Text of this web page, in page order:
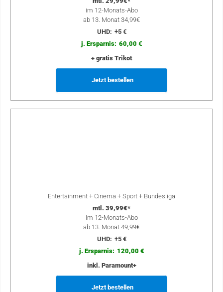
im 12-Monats-Abo
ab 13. Monat 34,99€
UHD: +5 €
j. Ersparnis: 60,00 €
+ gratis Trikot
Jetzt bestellen
Entertainment + Cinema + Sport + Bundesliga
mtl. 39,99€*
im 12-Monats-Abo
ab 13. Monat 49,99€
UHD: +5 €
j. Ersparnis: 120,00 €
inkl. Paramount+
Jetzt bestellen